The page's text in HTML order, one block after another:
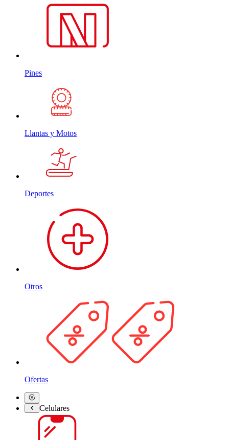
Pines
Llantas y Motos
Deportes
Otros
Ofertas
Celulares